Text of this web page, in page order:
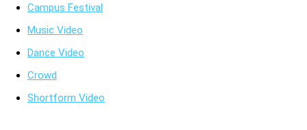
祭囃子。
カメラはゆっくり後退しながら、熱気あふれる日本の夏祭り全
体を映し出す。
---
## 映像スタイル
Campus Festival
Music Video
Dance Video
Crowd
Shortform Video